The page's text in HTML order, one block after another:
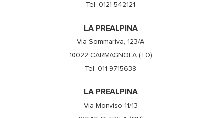
Tel: 0121 542121
LA PREALPINA
Via Sommariva, 123/A
10022 CARMAGNOLA (TO)
Tel: 011 9715638
LA PREALPINA
Via Monviso 11/13